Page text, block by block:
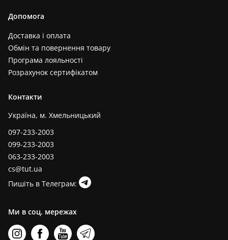
Допомога
Доставка і оплата
Обмін та повернення товару
Програма лояльності
Розрахунок сертифікатом
Контакти
Україна, м. Хмельницький
097-233-2003
099-233-2003
063-233-2003
cs@tut.ua
Пишіть в Телеграм:
Ми в соц. мережах